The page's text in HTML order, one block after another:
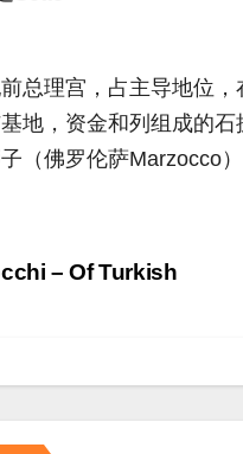
总理宫，占主导地位
地，资金和列组成的石
（佛罗伦萨Marzocco
– Of Turkish